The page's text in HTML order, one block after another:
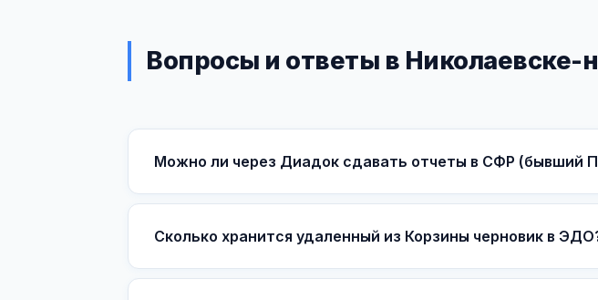
Вопросы и ответы в
Можно ли через Диадок сдавать отчеты в СФР (бывший
Сколько хранится удаленный из Корзины черновик в